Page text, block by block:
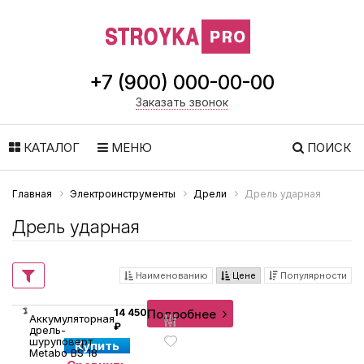
+7 (900) 000-00-00
Заказать звонок
КАТАЛОГ МЕНЮ ПОИСК
Главная Электроинструменты Дрели Дрель ударная
Дрель ударная
Наименованию Цене Популярности
Аккумуляторная
дрель-
шуруповерт
Metabo BS 18
14 450
₽
Подробнее
Купить